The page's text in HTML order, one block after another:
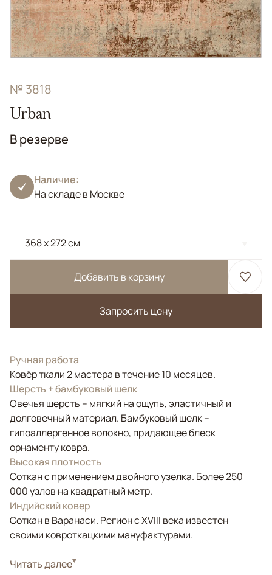
№ 3818
Urban
В резерве
Наличие:
На складе в Москве
368 x 272 см
Добавить в корзину
Запросить цену
Ручная работа
Ковёр ткали 2 мастера в течение 10 месяцев.
Шерсть + бамбуковый шелк
Овечья шерсть – мягкий на ощупь, эластичный и
долговечный материал. Бамбуковый шелк –
гипоаллергенное волокно, придающее блеск
орнаменту ковра.
Высокая плотность
Соткан с применением двойного узелка. Более 250
000 узлов на квадратный метр.
Индийский ковер
Соткан в Варанаси. Регион с XVIII века известен
своими ковроткацкими мануфактурами.
СтильСовременные
Читать далее